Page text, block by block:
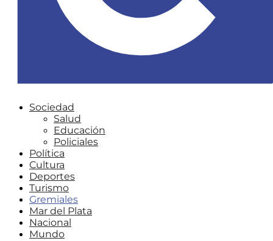
Sociedad
Salud
Educación
Policiales
Política
Cultura
Deportes
Turismo
Gremiales
Mar del Plata
Nacional
Mundo